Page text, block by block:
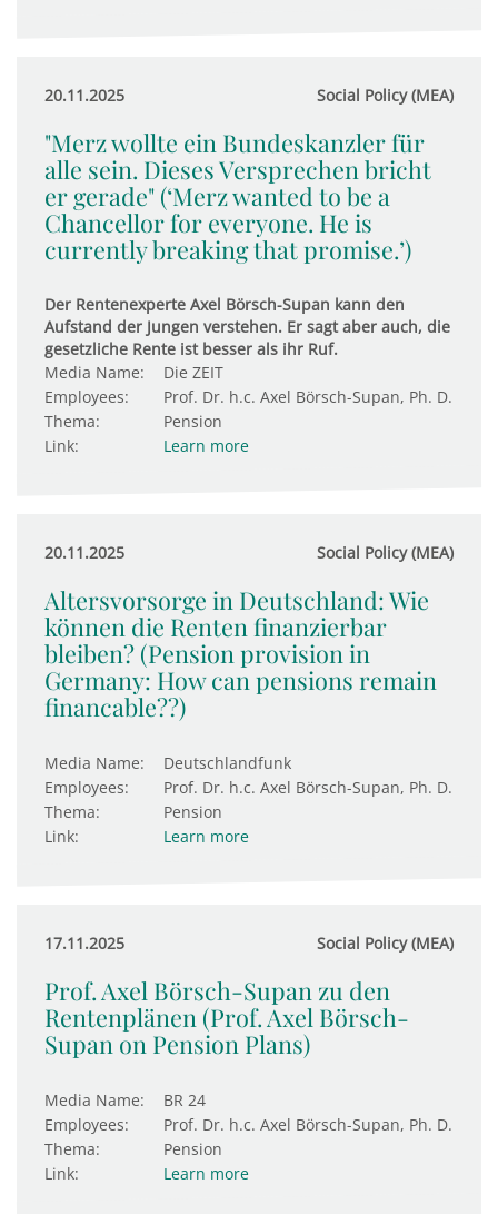
20.11.2025 Social Policy (MEA)
"Merz wollte ein Bundeskanzler für
alle sein. Dieses Versprechen bricht
er gerade" (‘Merz wanted to be a
Chancellor for everyone. He is
currently breaking that promise.’)
Der Rentenexperte Axel Börsch-Supan kann den
Aufstand der Jungen verstehen. Er sagt aber auch, die
gesetzliche Rente ist besser als ihr Ruf.
Media Name:
Die ZEIT
Employees:
Prof. Dr. h.c. Axel Börsch-Supan, Ph. D.
Thema:
Pension
Link:
Learn more
20.11.2025 Social Policy (MEA)
Altersvorsorge in Deutschland: Wie
können die Renten finanzierbar
bleiben? (Pension provision in
Germany: How can pensions remain
financable??)
Media Name:
Deutschlandfunk
Employees:
Prof. Dr. h.c. Axel Börsch-Supan, Ph. D.
Thema:
Pension
Link:
Learn more
17.11.2025 Social Policy (MEA)
Prof. Axel Börsch-Supan zu den
Rentenplänen (Prof. Axel Börsch-
Supan on Pension Plans)
Media Name:
BR 24
Employees:
Prof. Dr. h.c. Axel Börsch-Supan, Ph. D.
Thema:
Pension
Link:
Learn more